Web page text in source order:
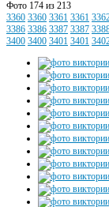
Фото 174 из 213
3360 3360 3361 3361
3386 3386 3387 3387
3400 3400 3401 3401